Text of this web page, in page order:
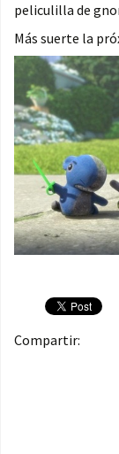
peliculilla de
Más suerte la
Compartir: